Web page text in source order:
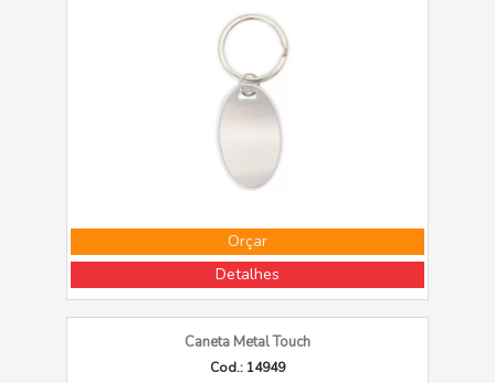
Orçar
Detalhes
Caneta Metal Touch
Cod.: 14949